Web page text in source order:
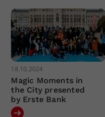
18.10.2024
Magic Moments in
the City presented
by Erste Bank